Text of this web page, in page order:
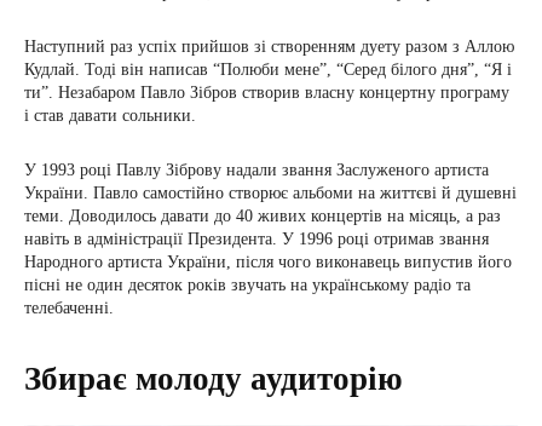
Наступний раз успіх прийшов зі створенням дуету разом з Аллою
Кудлай. Тоді він написав “Полюби мене”, “Серед білого дня”, “Я і
ти”. Незабаром Павло Зібров створив власну концертну програму
і став давати сольники.
У 1993 році Павлу Зіброву надали звання Заслуженого артиста
України. Павло самостійно створює альбоми на життєві й душевні
теми. Доводилось давати до 40 живих концертів на місяць, а раз
навіть в адміністрації Президента. У 1996 році отримав звання
Народного артиста України, після чого виконавець випустив його
пісні не один десяток років звучать на українському радіо та
телебаченні.
Збирає молоду аудиторію